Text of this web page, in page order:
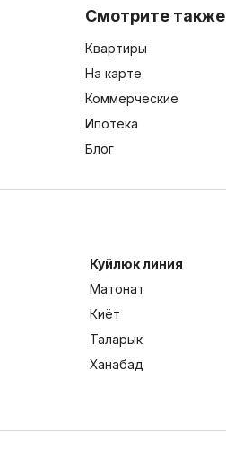
Смотрите также
Квартиры
На карте
Коммерческие
Ипотека
Блог
Куйлюк линия
Матонат
Киёт
Таларык
Ханабад